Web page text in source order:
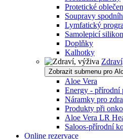
Protetické
Soupravy
Lymfatický
Samolepicí
Doplňky
Kalhotky
Zobrazit submenu pro
Aloe Vera
Energy - přírodní
Náramky pro
Produkty při
Aloe Vera LR
Saloos-přírodní
Online rezervace